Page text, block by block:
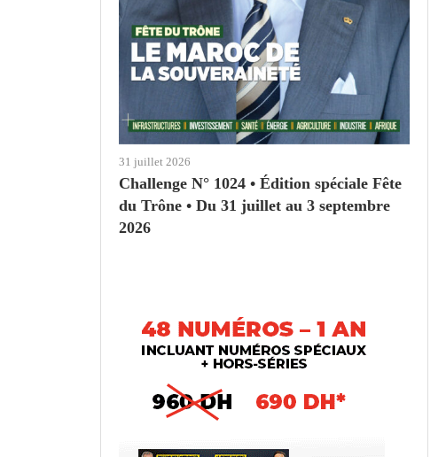
31 juillet 2026
Challenge N° 1024 • Édition spéciale Fête
du Trône • Du 31 juillet au 3 septembre
2026